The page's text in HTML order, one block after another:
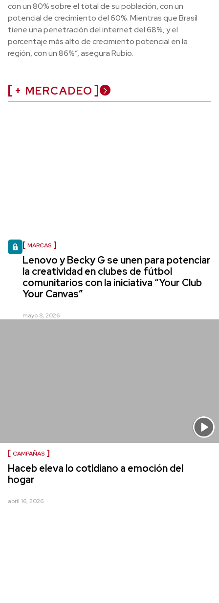
con un 80% sobre el total de su población, con un
potencial de crecimiento del 60%. Mientras que Brasil
tiene una penetración del internet del 68%, y el
porcentaje más alto de crecimiento potencial en la
región, con un 86%”, asegura Rubio.
+ MERCADEO
MARCAS
Lenovo y Becky G se unen para potenciar
la creatividad en clubes de fútbol
comunitarios con la iniciativa “Your Club
Your Canvas”
mayo 8, 2026
CAMPAÑAS
Haceb eleva lo cotidiano a emoción del
hogar
abril 16, 2026